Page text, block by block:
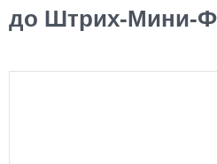
до Штрих-Мини-